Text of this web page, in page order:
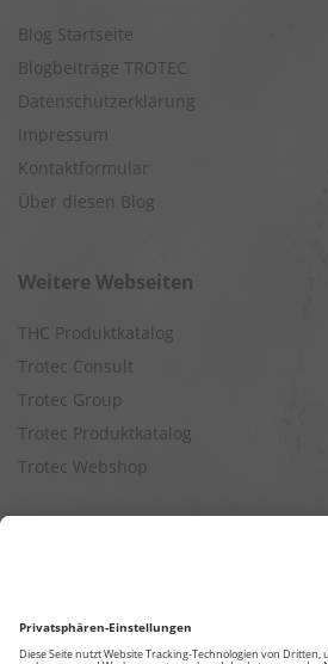
Blog Startseite
Blogbeiträge TROTEC
Datenschutzerklärung
Impressum
Kontaktformular
Über diesen Blog
Weitere Webseiten
THC Produktkatalog
Trotec Consult
Trotec Group
Trotec Produktkatalog
Trotec Webshop
Entfeuchtungsleistung berechnen